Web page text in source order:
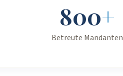
800+
Betreute Mandanten